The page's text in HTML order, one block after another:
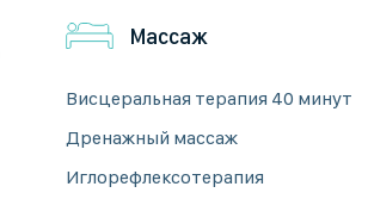
Массаж
Висцеральная терапия 40 минут
Дренажный массаж
Иглорефлексотерапия